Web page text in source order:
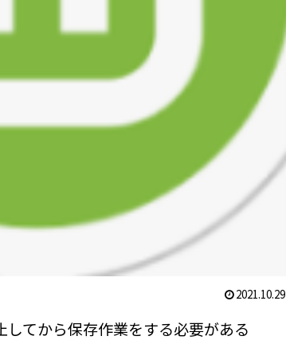
2021.10.29
てから保存作業をする必要がある